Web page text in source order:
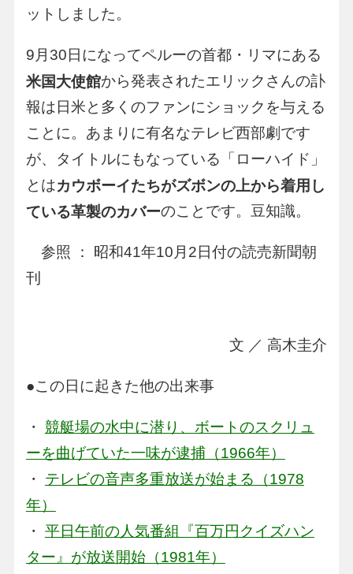
ットしました。
9月30日になってペルーの首都・リマにある
米国大使館から発表されたエリックさんの訃
報は日米と多くのファンにショックを与える
ことに。あまりに有名なテレビ西部劇です
が、タイトルにもなっている「ローハイド」
とはカウボーイたちがズボンの上から着用し
ている革製のカバーのことです。豆知識。
参照 ： 昭和41年10月2日付の読売新聞朝
刊
文 ／ 高木圭介
●この日に起きた他の出来事
・ 競艇場の水中に潜り、ボートのスクリュ
ーを曲げていた一味が逮捕（1966年）
・ テレビの音声多重放送が始まる（1978
年）
・ 平日午前の人気番組『百万円クイズハン
ター』が放送開始（1981年）